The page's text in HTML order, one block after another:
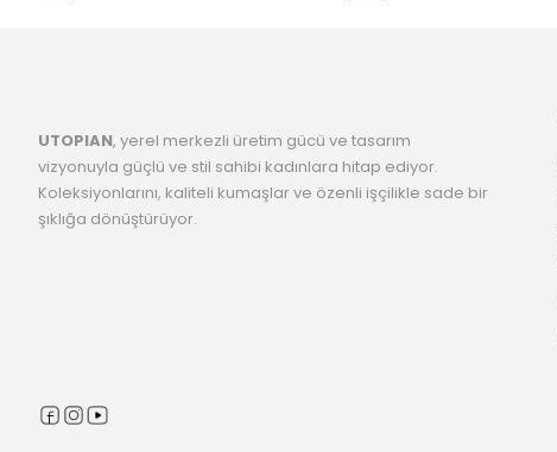
UTOPIAN, yerel merkezli üretim gücü ve tasarım
vizyonuyla güçlü ve stil sahibi kadınlara hitap ediyor.
Koleksiyonlarını, kaliteli kumaşlar ve özenli işçilikle sade bir
şıklığa dönüştürüyor.